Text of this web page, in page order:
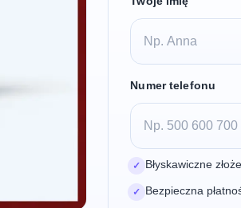
Numer telefonu
✓ Błyskawiczne
✓ Bezpieczna